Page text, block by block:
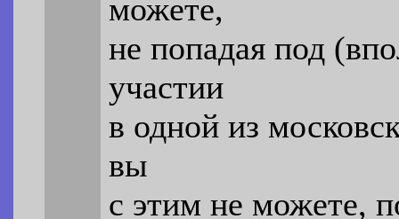
можете,
не попадая под
участии
в одной из
вы
с этим не можете,